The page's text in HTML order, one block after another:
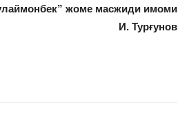
жоме масжиди имоми
И. Турғунов